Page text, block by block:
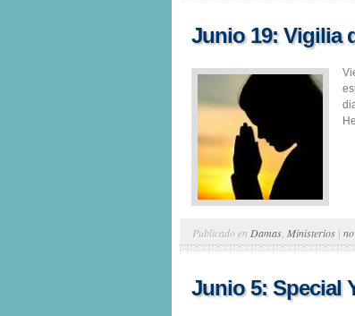
Junio 19: Vigilia
Publicado en Damas Ministerios |
Junio 5: Special